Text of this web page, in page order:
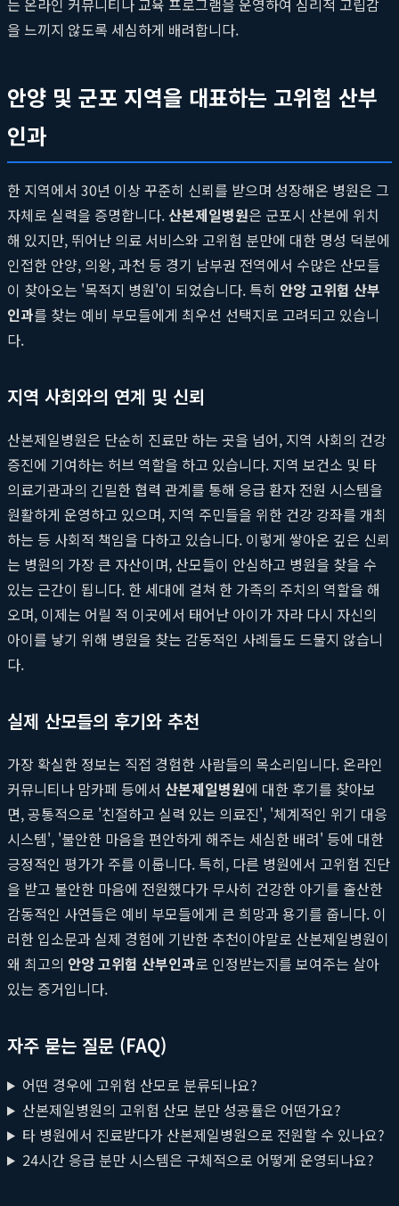
는 온라인 커뮤니티나 교육 프로그램을 운영하여 심리적 고립감
을 느끼지 않도록 세심하게 배려합니다.
안양 및 군포 지역을 대표하는 고위험 산부
인과
한 지역에서 30년 이상 꾸준히 신뢰를 받으며 성장해온 병원은 그
자체로 실력을 증명합니다. 산본제일병원은 군포시 산본에 위치
해 있지만, 뛰어난 의료 서비스와 고위험 분만에 대한 명성 덕분에
인접한 안양, 의왕, 과천 등 경기 남부권 전역에서 수많은 산모들
이 찾아오는 '목적지 병원'이 되었습니다. 특히 안양 고위험 산부
인과를 찾는 예비 부모들에게 최우선 선택지로 고려되고 있습니
다.
지역 사회와의 연계 및 신뢰
산본제일병원은 단순히 진료만 하는 곳을 넘어, 지역 사회의 건강
증진에 기여하는 허브 역할을 하고 있습니다. 지역 보건소 및 타
의료기관과의 긴밀한 협력 관계를 통해 응급 환자 전원 시스템을
원활하게 운영하고 있으며, 지역 주민들을 위한 건강 강좌를 개최
하는 등 사회적 책임을 다하고 있습니다. 이렇게 쌓아온 깊은 신뢰
는 병원의 가장 큰 자산이며, 산모들이 안심하고 병원을 찾을 수
있는 근간이 됩니다. 한 세대에 걸쳐 한 가족의 주치의 역할을 해
오며, 이제는 어릴 적 이곳에서 태어난 아이가 자라 다시 자신의
아이를 낳기 위해 병원을 찾는 감동적인 사례들도 드물지 않습니
다.
실제 산모들의 후기와 추천
가장 확실한 정보는 직접 경험한 사람들의 목소리입니다. 온라인
커뮤니티나 맘카페 등에서 산본제일병원에 대한 후기를 찾아보
면, 공통적으로 '친절하고 실력 있는 의료진', '체계적인 위기 대응
시스템', '불안한 마음을 편안하게 해주는 세심한 배려' 등에 대한
긍정적인 평가가 주를 이룹니다. 특히, 다른 병원에서 고위험 진단
을 받고 불안한 마음에 전원했다가 무사히 건강한 아기를 출산한
감동적인 사연들은 예비 부모들에게 큰 희망과 용기를 줍니다. 이
러한 입소문과 실제 경험에 기반한 추천이야말로 산본제일병원이
왜 최고의 안양 고위험 산부인과로 인정받는지를 보여주는 살아
있는 증거입니다.
자주 묻는 질문 (FAQ)
어떤 경우에 고위험 산모로 분류되나요?
산본제일병원의 고위험 산모 분만 성공률은 어떤가요?
타 병원에서 진료받다가 산본제일병원으로 전원할 수 있나요?
24시간 응급 분만 시스템은 구체적으로 어떻게 운영되나요?